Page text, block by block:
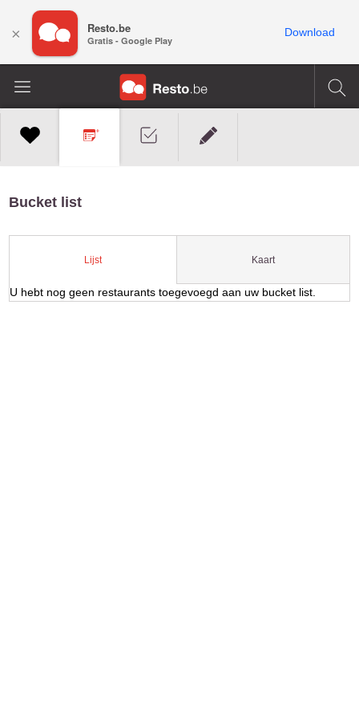
Bucket list
Lijst Kaart
U hebt nog geen restaurants toegevoegd aan uw bucket list.
× Resto.be
Gratis - Google Play
Download